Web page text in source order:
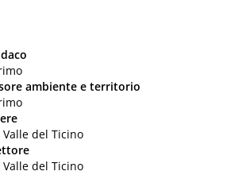
ambiente e territorio
del Ticino
del Ticino